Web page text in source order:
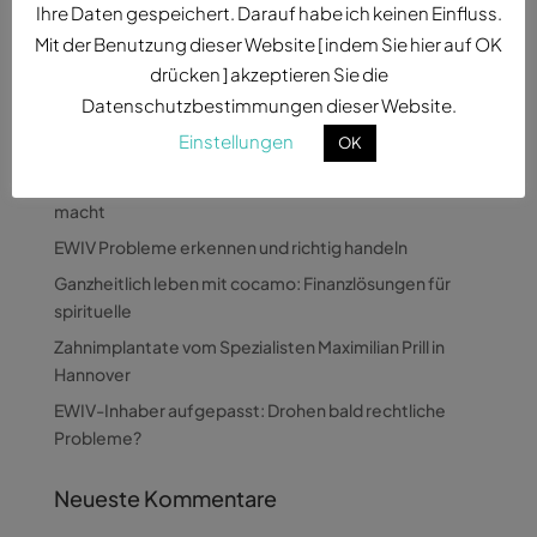
Neueste Beiträge
macht
EWIV Probleme erkennen und richtig handeln
Ganzheitlich leben mit cocamo: Finanzlösungen für
spirituelle
Zahnimplantate vom Spezialisten Maximilian Prill in
Hannover
EWIV-Inhaber aufgepasst: Drohen bald rechtliche
Probleme?
Neueste Kommentare
Ihre Daten gespeichert. Darauf habe ich keinen Einfluss.
Mit der Benutzung dieser Website [ indem Sie hier auf OK
drücken ] akzeptieren Sie die
Datenschutzbestimmungen dieser Website.
Einstellungen
OK